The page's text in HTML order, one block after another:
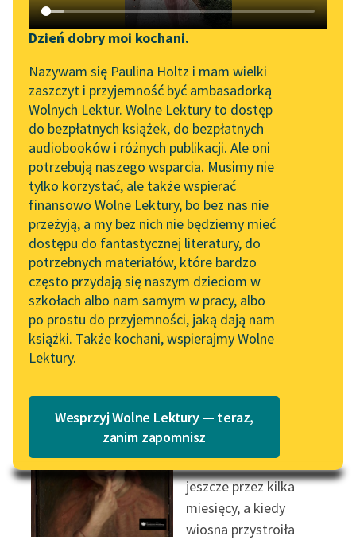
Katalog DAISY
Podkasty o książkach
Zgłoś brak utworu
Aktualności
„Prokurator Alicja Horn”
do słuchania
Byliśmy częścią AI Impact
Lab
Zapraszamy na spotkanie
online z tłumaczkami
literatury skandynawskiej
Spotkanie z Katarzyną
Tunkiel w Oslo
102. lata temu zmarł
Joseph Conrad
Lektury szkolne i klasyka
literatury do słuchania dla
uczennic i uczniów z
niepełnosprawnościami
E-kolekcja lektur
Narzędzia
Mapa Wolnych Lektur
Leśmianator
Przewodnik dla piszących i
czytających
API
OAI-PMH
Widget Wolnych Lektur
Przypisy
Katalog w formacie PDF
Dzień dobry moi kochani.
Nazywam się Paulina Holtz i mam wielki
zaszczyt i przyjemność być ambasadorką
Wolnych Lektur. Wolne Lektury to dostęp
do bezpłatnych książek, do bezpłatnych
audiobooków i różnych publikacji. Ale oni
potrzebują naszego wsparcia. Musimy nie
tylko korzystać, ale także wspierać
finansowo Wolne Lektury, bo bez nas nie
przeżyją, a my bez nich nie będziemy mieć
dostępu do fantastycznej literatury, do
potrzebnych materiałów, które bardzo
często przydają się naszym dzieciom w
szkołach albo nam samym w pracy, albo
po prostu do przyjemności, jaką dają nam
książki. Także kochani, wspierajmy Wolne
Lektury.
Wesprzyj Wolne Lektury — teraz,
zanim zapomnisz
Kornel Makuszyński
Panna z mokrą
głową
Irenka tak przygasła,
że wszyscy patrzyli na
nią z niepokojem.
Jeden pan Borowski
wiedział, czemu...
Czytaj więcej
Kornel Makuszyński
Biały dom umarł.
jeszcze przez kilka
miesięcy, a kiedy
wiosna przystroiła